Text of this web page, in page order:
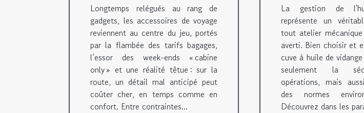
alliés sur la route ?
Longtemps relégués au rang de
gadgets, les accessoires de voyage
reviennent au centre du jeu, portés
par la flambée des tarifs bagages,
l’essor des week-ends « cabine
only » et une réalité têtue : sur la
route, un détail mal anticipé peut
coûter cher, en temps comme en
confort. Entre contraintes...
La gestion de
représente un
tout atelier
averti. Bien choisir et
cuve à huile de
seulement la
opérations, mais
des normes
Découvrez dans les